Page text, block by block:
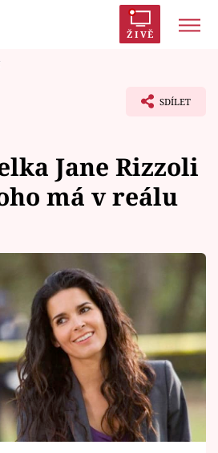
ŽIVĚ
Karlovy Vary
SDÍLET
Jane Rizzoli
má v reálu